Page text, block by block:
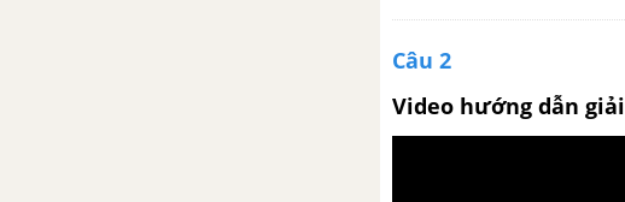
Câu 2
Video hướng dẫn giải